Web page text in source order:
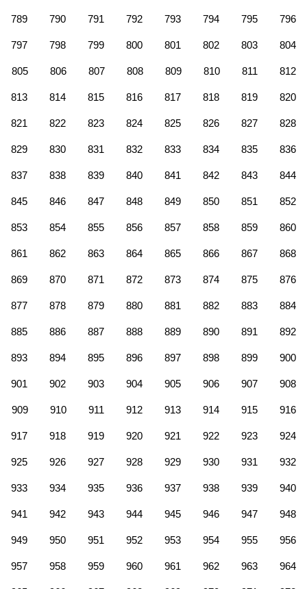
789 790 791 792 793 794 795 796
797 798 799 800 801 802 803 804
805 806 807 808 809 810 811 812
813 814 815 816 817 818 819 820
821 822 823 824 825 826 827 828
829 830 831 832 833 834 835 836
837 838 839 840 841 842 843 844
845 846 847 848 849 850 851 852
853 854 855 856 857 858 859 860
861 862 863 864 865 866 867 868
869 870 871 872 873 874 875 876
877 878 879 880 881 882 883 884
885 886 887 888 889 890 891 892
893 894 895 896 897 898 899 900
901 902 903 904 905 906 907 908
909 910 911 912 913 914 915 916
917 918 919 920 921 922 923 924
925 926 927 928 929 930 931 932
933 934 935 936 937 938 939 940
941 942 943 944 945 946 947 948
949 950 951 952 953 954 955 956
957 958 959 960 961 962 963 964